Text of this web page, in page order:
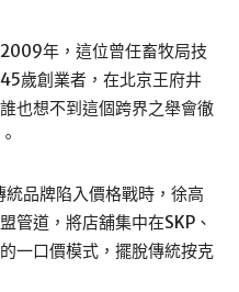
年，這位曾任畜牧局技
歲創業者，在北京王府井
也想不到這個跨界之舉會徹
品牌陷入價格戰時，徐高
管道，將店舖集中在SKP、
一口價模式，擺脫傳統按克